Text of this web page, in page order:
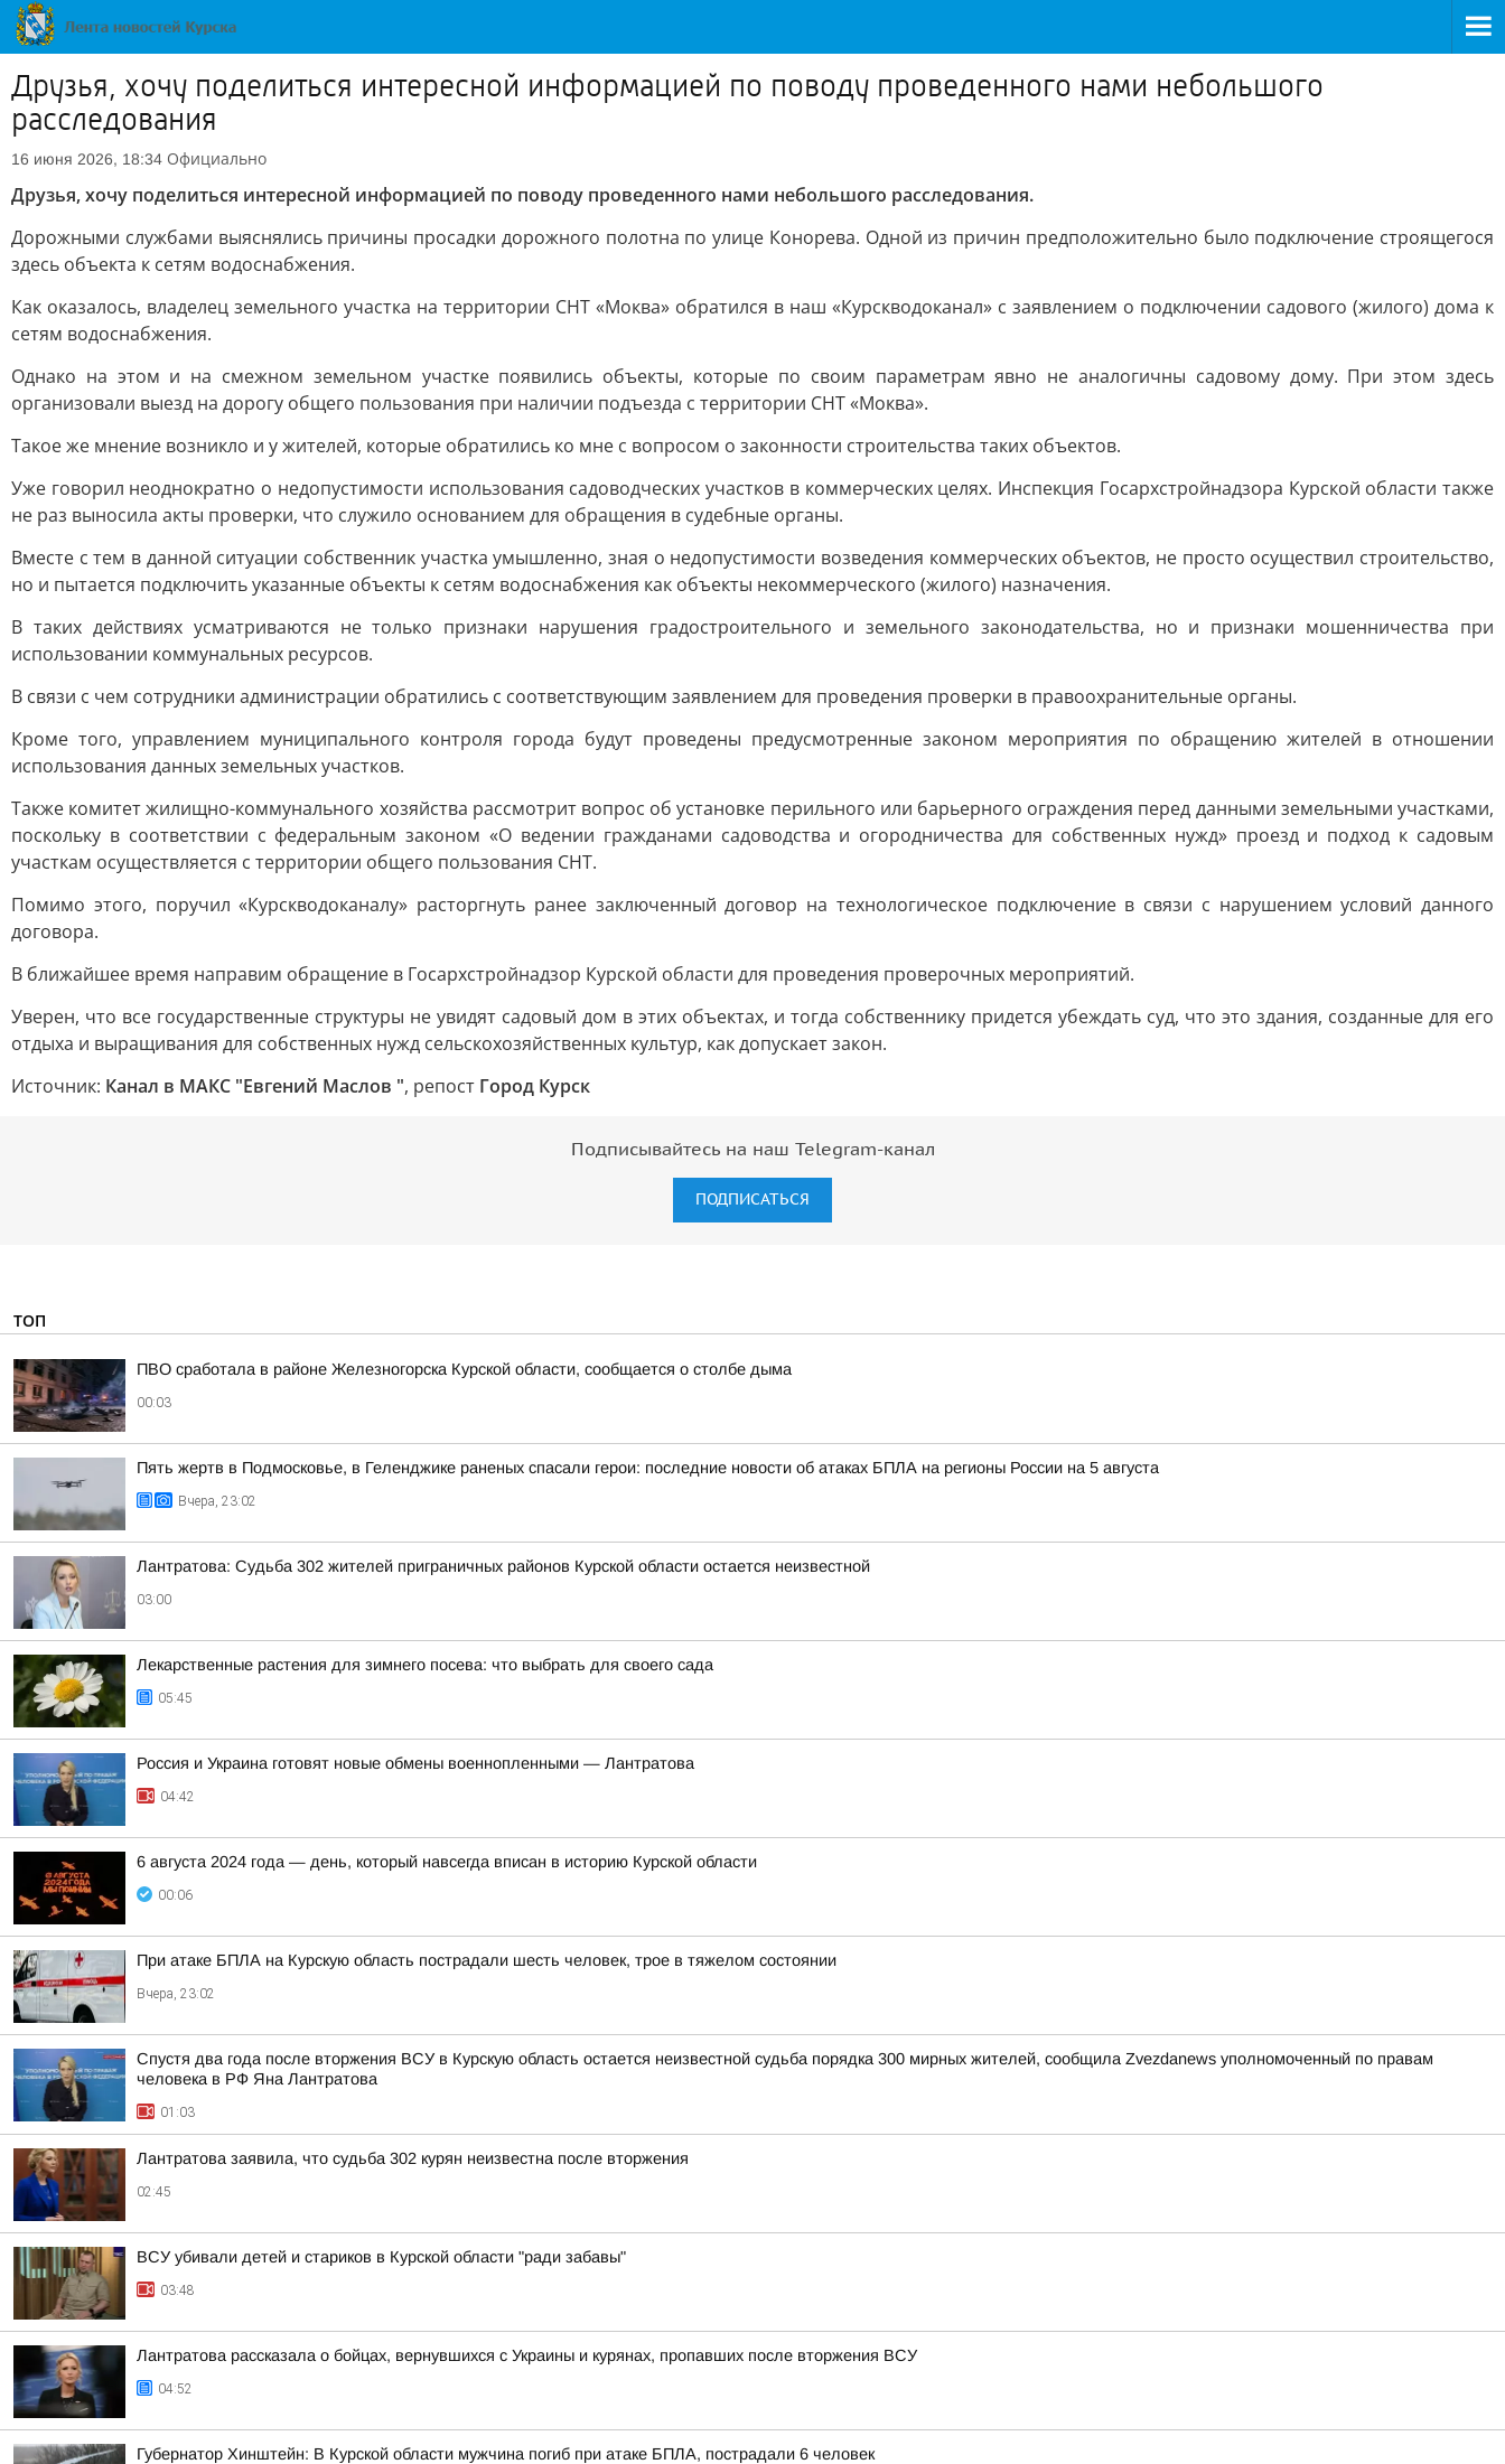
Друзья, хочу поделиться интересной информацией по поводу проведенного нами небольшого
расследования
16 июня 2026, 18:34 Официально
Друзья, хочу поделиться интересной информацией по поводу проведенного нами небольшого расследования.
Дорожными службами выяснялись причины просадки дорожного полотна по улице Конорева. Одной из причин предположительно было подключение строящегося
здесь объекта к сетям водоснабжения.
Как оказалось, владелец земельного участка на территории СНТ «Моква» обратился в наш «Курскводоканал» с заявлением о подключении садового (жилого) дома к
сетям водоснабжения.
Однако на этом и на смежном земельном участке появились объекты, которые по своим параметрам явно не аналогичны садовому дому. При этом здесь
организовали выезд на дорогу общего пользования при наличии подъезда с территории СНТ «Моква».
Такое же мнение возникло и у жителей, которые обратились ко мне с вопросом о законности строительства таких объектов.
Уже говорил неоднократно о недопустимости использования садоводческих участков в коммерческих целях. Инспекция Госархстройнадзора Курской области также
не раз выносила акты проверки, что служило основанием для обращения в судебные органы.
Вместе с тем в данной ситуации собственник участка умышленно, зная о недопустимости возведения коммерческих объектов, не просто осуществил строительство,
но и пытается подключить указанные объекты к сетям водоснабжения как объекты некоммерческого (жилого) назначения.
В таких действиях усматриваются не только признаки нарушения градостроительного и земельного законодательства, но и признаки мошенничества при
использовании коммунальных ресурсов.
В связи с чем сотрудники администрации обратились с соответствующим заявлением для проведения проверки в правоохранительные органы.
Кроме того, управлением муниципального контроля города будут проведены предусмотренные законом мероприятия по обращению жителей в отношении
использования данных земельных участков.
Также комитет жилищно-коммунального хозяйства рассмотрит вопрос об установке перильного или барьерного ограждения перед данными земельными участками,
поскольку в соответствии с федеральным законом «О ведении гражданами садоводства и огородничества для собственных нужд» проезд и подход к садовым
участкам осуществляется с территории общего пользования СНТ.
Помимо этого, поручил «Курскводоканалу» расторгнуть ранее заключенный договор на технологическое подключение в связи с нарушением условий данного
договора.
В ближайшее время направим обращение в Госархстройнадзор Курской области для проведения проверочных мероприятий.
Уверен, что все государственные структуры не увидят садовый дом в этих объектах, и тогда собственнику придется убеждать суд, что это здания, созданные для его
отдыха и выращивания для собственных нужд сельскохозяйственных культур, как допускает закон.
Источник: Канал в МАКС "Евгений Маслов ", репост Город Курск
Подписывайтесь на наш Telegram-канал
ПОДПИСАТЬСЯ
ТОП
ПВО сработала в районе Железногорска Курской области, сообщается о столбе дыма
00:03
Пять жертв в Подмосковье, в Геленджике раненых спасали герои: последние новости об атаках БПЛА на регионы России на 5 августа
Вчера, 23:02
Лантратова: Судьба 302 жителей приграничных районов Курской области остается неизвестной
03:00
Лекарственные растения для зимнего посева: что выбрать для своего сада
05:45
Россия и Украина готовят новые обмены военнопленными — Лантратова
04:42
6 августа 2024 года — день, который навсегда вписан в историю Курской области
00:06
При атаке БПЛА на Курскую область пострадали шесть человек, трое в тяжелом состоянии
Вчера, 23:02
Спустя два года после вторжения ВСУ в Курскую область остается неизвестной судьба порядка 300 мирных жителей, сообщила Zvezdanews уполномоченный по правам
человека в РФ Яна Лантратова
01:03
Лантратова заявила, что судьба 302 курян неизвестна после вторжения
02:45
ВСУ убивали детей и стариков в Курской области "ради забавы"
03:48
Лантратова рассказала о бойцах, вернувшихся с Украины и курянах, пропавших после вторжения ВСУ
04:52
Губернатор Хинштейн: В Курской области мужчина погиб при атаке БПЛА, пострадали 6 человек